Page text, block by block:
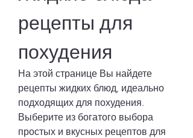
рецепты для
похудения
На этой странице Вы найдете
рецепты жидких блюд, идеально
подходящих для похудения.
Выберите из богатого выбора
простых и вкусных рецептов для